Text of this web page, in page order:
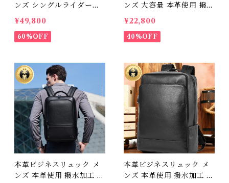
ンズ シングルライダース
レザージャケット 革ジャ
ン 皮ジャン ダブルライダ
ース 本革ジャケット メン
柔らかい 牛革 ブラック
¥49,800
60%OFF
ンズ 大容量 本革使用 撥水
加工 ビジネスリュックサ
ック 15.6インチ ワイド A
4サイズ書類収納 送料無料
¥22,800
40%OFF
本革ビジネスリュック メ
ンズ 本革使用 撥水加工 ビ
本革ビジネスリュック メ
ンズ 本革使用 撥水加工 ビ